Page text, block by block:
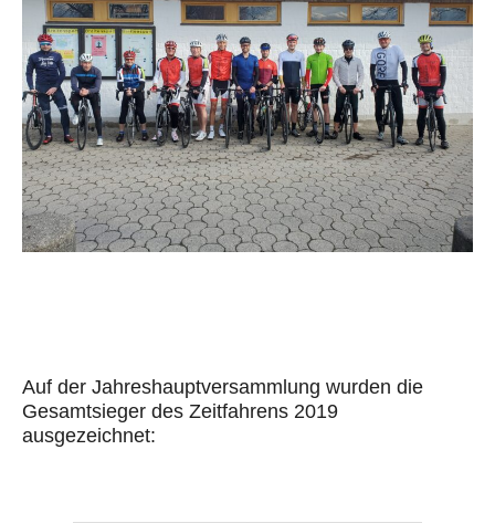
Auf der Jahreshauptversammlung wurden die
Gesamtsieger des Zeitfahrens 2019
ausgezeichnet: